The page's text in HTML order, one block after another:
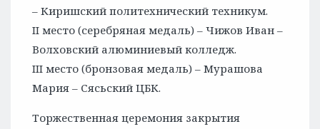
– Киришский политехнический техникум.
II место (серебряная медаль) – Чижов Иван –
Волховский алюминиевый колледж.
III место (бронзовая медаль) – Мурашова
Мария – Сясьский ЦБК.
Торжественная церемония закрытия